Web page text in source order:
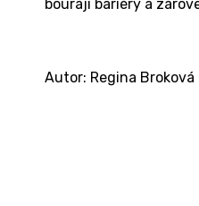
bourají bariéry a
Autor: Regina Broková